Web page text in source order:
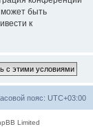
может быть
к
пояс: UTC+03:00
Limited